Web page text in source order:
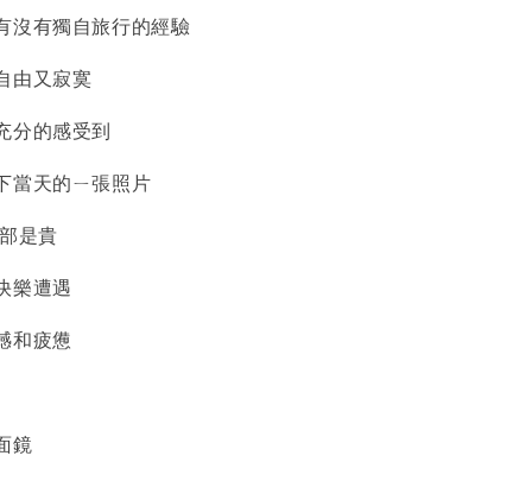
沒有獨自旅行的經驗
由又寂寞
分的感受到
當天的ㄧ張照片
是貴
樂遭遇
和疲憊
鏡